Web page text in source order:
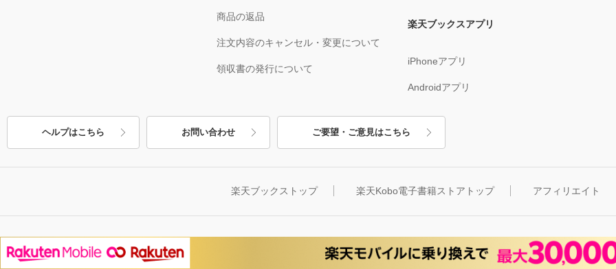
商品の返品
注文内容のキャンセル・変更について
領収書の発行について
楽天ブックスアプリ
iPhoneアプリ
Androidアプリ
ヘルプはこちら お問い合わせ ご要望・ご意見はこちら
楽天ブックストップ 楽天Kobo電子書籍ストアトップ アフィリエイト